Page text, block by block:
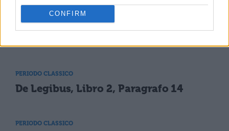
CONFIRM
PERIODO CLASSICO
PERIODO CLASSICO
De Legibus, Libro 2, Paragrafo 14
PERIODO CLASSICO